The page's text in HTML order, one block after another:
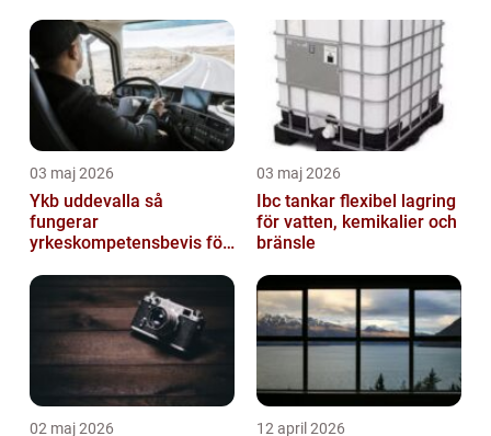
03 maj 2026
Ykb uddevalla så
fungerar
yrkeskompetensbevis för
03 maj 2026
Ibc tankar flexibel lagring
för vatten, kemikalier och
bränsle
02 maj 2026 12 april 2026